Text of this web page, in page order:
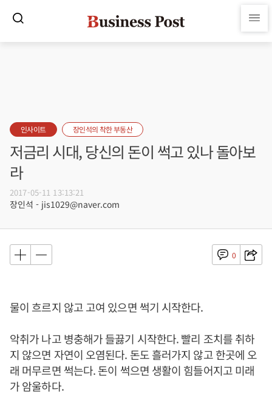
인사이트 장인석의 착한 부동산
저금리 시대, 당신의 돈이 썩고 있나 돌아보
라
2017-05-11 13:13:21
장인석 - jis1029@naver.com
0
물이 흐르지 않고 고여 있으면 썩기 시작한다.
악취가 나고 병충해가 들끓기 시작한다. 빨리 조치를 취하
지 않으면 자연이 오염된다. 돈도 흘러가지 않고 한곳에 오
래 머무르면 썩는다. 돈이 썩으면 생활이 힘들어지고 미래
가 암울하다.